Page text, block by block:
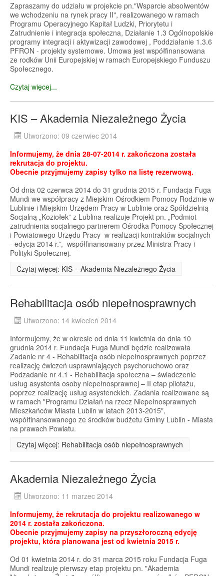
Zapraszamy do udziału w projekcie pn."Wsparcie absolwentów
we wchodzeniu na rynek pracy II", realizowanego w ramach
Programu Operacyjnego Kapitał Ludzki, Priorytetu i
Zatrudnienie i integracja społeczna, Działanie 1.3 Ogólnopolskie
programy integracji i aktywizacji zawodowej , Poddziałanie 1.3.6
PFRON - projekty systemowe. Umowa jest współfinansowana
ze rodków Unii Europejskiej w ramach Europejskiego Funduszu
Społecznego.
Czytaj więcej...
KIS – Akademia Niezależnego Życia
Utworzono: 09 czerwiec 2014
Informujemy, że dnia 28-07-2014 r. zakończona została
rekrutacja do projektu.
Obecnie przyjmujemy zapisy tylko na listę rezerwową.
Od dnia 02 czerwca 2014 do 31 grudnia 2015 r. Fundacja Fuga
Mundi we współpracy z Miejskim Ośrodkiem Pomocy Rodzinie w
Lublinie i Miejskim Urzędem Pracy w Lublinie oraz Spółdzielnią
Socjalną „Koziołek” z Lublina realizuje Projekt pn. „Podmiot
zatrudnienia socjalnego partnerem Ośrodka Pomocy Społecznej
i Powiatowego Urzędu Pracy w realizacji kontraktów socjalnych
- edycja 2014 r.”, współfinansowany przez Ministra Pracy i
Polityki Społecznej.
Czytaj więcej: KIS – Akademia Niezależnego Życia
Rehabilitacja osób niepełnosprawnych
Utworzono: 14 kwiecień 2014
Informujemy, że w okresie od dnia 11 kwietnia do dnia 10
grudnia 2014 r. Fundacja Fuga Mundi będzie realizowała
Zadanie nr 4 - Rehabilitacja osób niepełnosprawnych poprzez
realizację ćwiczeń usprawniających psychoruchowo oraz
Podzadanie nr 4.1 - Rehabilitacja społeczna – świadczenie
usług asystenta osoby niepełnosprawnej – II etap pilotażu,
poprzez realizację usług asystenckich. Zadania realizowane są
w ramach "Programu Działań na rzecz Niepełnosprawnych
Mieszkańców Miasta Lublin w latach 2013-2015",
współfinansowanego ze środków budżetu Gminy Lublin - Miasta
na prawach Powiatu.
Czytaj więcej: Rehabilitacja osób niepełnosprawnych
Akademia Niezależnego Życia
Utworzono: 11 marzec 2014
Informujemy, że rekrutacja do projektu realizowanego w
2014 r. została zakończona.
Obecnie przyjmujemy zapisy na przyszłoroczną edycję
projektu, która planowana jest od kwietnia 2015 r.
Od 01 kwietnia 2014 r. do 31 marca 2015 roku Fundacja Fuga
Mundi realizuje pierwszy etap projektu pn. "Akademia